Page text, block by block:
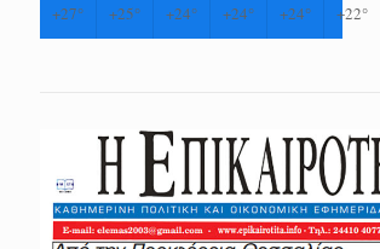
+27° +25° +24° +24° +24° +22°